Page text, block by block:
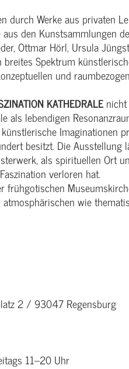
durch Werke aus privaten
den Kunstsammlungen
Ottmar Hörl, Ursula
Spektrum
und
KATHEDRALE
als lebendigen
Imaginationen
besitzt. Die Ausstellung
als spirituellen Ort
verloren hat.
frühgotischen
wie
2 / 93047 Regensburg
11–20 Uhr